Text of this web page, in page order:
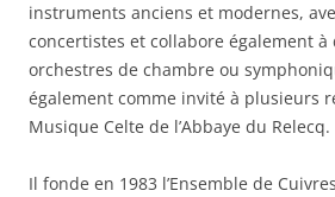
instruments anciens et modernes,
concertistes et collabore également
orchestres de chambre ou
également comme invité à plusieurs
Musique Celte de l’Abbaye du Relecq.
Il fonde en 1983 l’Ensemble de